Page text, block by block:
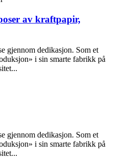
av kraftpapir,
gjennom dedikasjon. Som et
i sin smarte fabrikk på
gjennom dedikasjon. Som et
i sin smarte fabrikk på